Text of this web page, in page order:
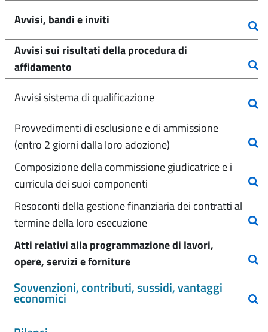
Avvisi, bandi e inviti
Avvisi sui risultati della procedura di
affidamento
Avvisi sistema di qualificazione
Provvedimenti di esclusione e di ammissione
(entro 2 giorni dalla loro adozione)
Composizione della commissione giudicatrice e i
curricula dei suoi componenti
Resoconti della gestione finanziaria dei contratti al
termine della loro esecuzione
Atti relativi alla programmazione di lavori,
opere, servizi e forniture
Sovvenzioni, contributi, sussidi, vantaggi
economici